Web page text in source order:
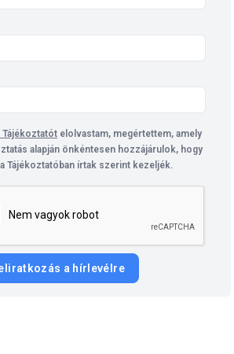
elolvastam, megértettem, amely
alapján önkéntesen hozzájárulok, hogy
Tájékoztatóban írtak szerint kezeljék.
a hírlevélre